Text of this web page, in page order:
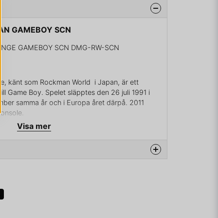
GAMEBOY SCN
GAMEBOY SCN DMG-RW-SCN
känt som Rockman World i Japan, är ett
Game Boy. Spelet släpptes den 26 juli 1991 i
samma år och i Europa året därpå. 2011
genom att återanvända gamla robotar. Mega
Elecman och Fireman (från första NES-spelet)
Visa mer
produkten...